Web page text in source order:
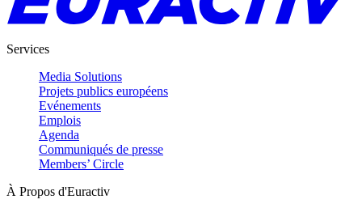
Services
Media Solutions
Projets publics européens
Evénements
Emplois
Agenda
Communiqués de presse
Members’ Circle
À Propos d'Euractiv